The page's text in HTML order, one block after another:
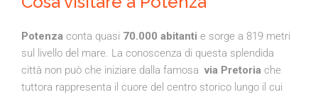
Potenza conta quasi 70.000 abitanti e sorge a 819 metri
sul livello del mare. La conoscenza di questa splendida
città non può che iniziare dalla famosa via Pretoria che
tuttora rappresenta il cuore del centro storico lungo il cui